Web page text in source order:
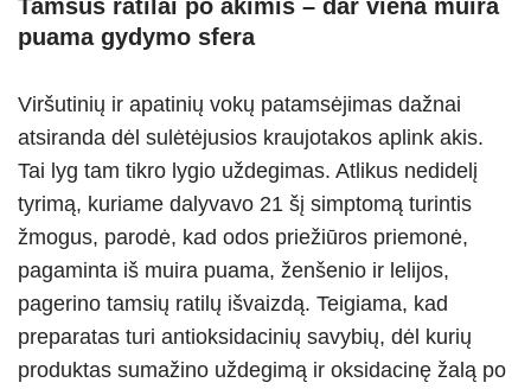
Tamsūs ratilai po akimis – dar viena muira
puama gydymo sfera
Viršutinių ir apatinių vokų patamsėjimas dažnai
atsiranda dėl sulėtėjusios kraujotakos aplink akis.
Tai lyg tam tikro lygio uždegimas. Atlikus nedidelį
tyrimą, kuriame dalyvavo 21 šį simptomą turintis
žmogus, parodė, kad odos priežiūros priemonė,
pagaminta iš muira puama, ženšenio ir lelijos,
pagerino tamsių ratilų išvaizdą. Teigiama, kad
preparatas turi antioksidacinių savybių, dėl kurių
produktas sumažino uždegimą ir oksidacinę žalą po